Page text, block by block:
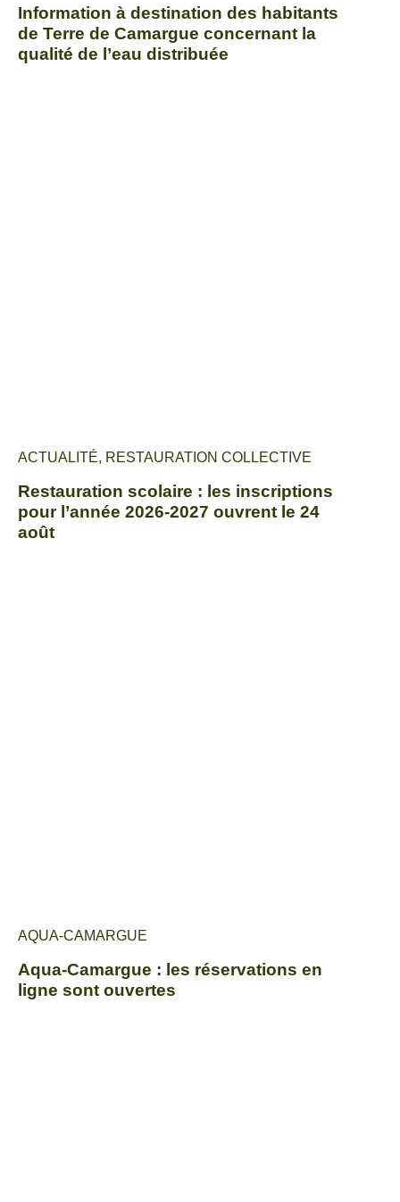
Information à destination des habitants
de Terre de Camargue concernant la
qualité de l’eau distribuée
ACTUALITÉ, RESTAURATION COLLECTIVE
Restauration scolaire : les inscriptions
pour l’année 2026-2027 ouvrent le 24
août
AQUA-CAMARGUE
Aqua-Camargue : les réservations en
ligne sont ouvertes